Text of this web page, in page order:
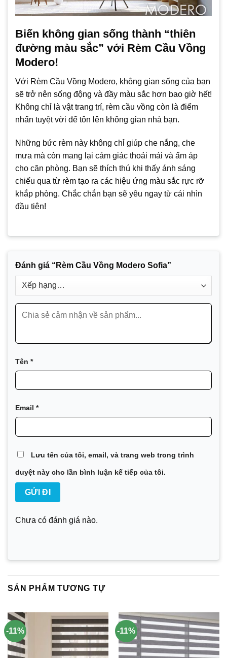
Biến không gian sống thành “thiên
đường màu sắc” với Rèm Cầu Vồng
Modero!
Với Rèm Cầu Vồng Modero, không gian sống của bạn
sẽ trở nên sống động và đầy màu sắc hơn bao giờ hết!
Không chỉ là vật trang trí, rèm cầu vồng còn là điểm
nhấn tuyệt vời để tôn lên không gian nhà bạn.
Những bức rèm này không chỉ giúp che nắng, che
mưa mà còn mang lại cảm giác thoải mái và ấm áp
cho căn phòng. Bạn sẽ thích thú khi thấy ánh sáng
chiếu qua từ rèm tạo ra các hiệu ứng màu sắc rực rỡ
khắp phòng. Chắc chắn bạn sẽ yêu ngay từ cái nhìn
đầu tiên!
Đánh giá “Rèm Cầu Vồng Modero Sofia”
Tên *
Email *
Lưu tên của tôi, email, và trang web trong trình
duyệt này cho lần bình luận kế tiếp của tôi.
Chưa có đánh giá nào.
SẢN PHẨM TƯƠNG TỰ
-11% -11%